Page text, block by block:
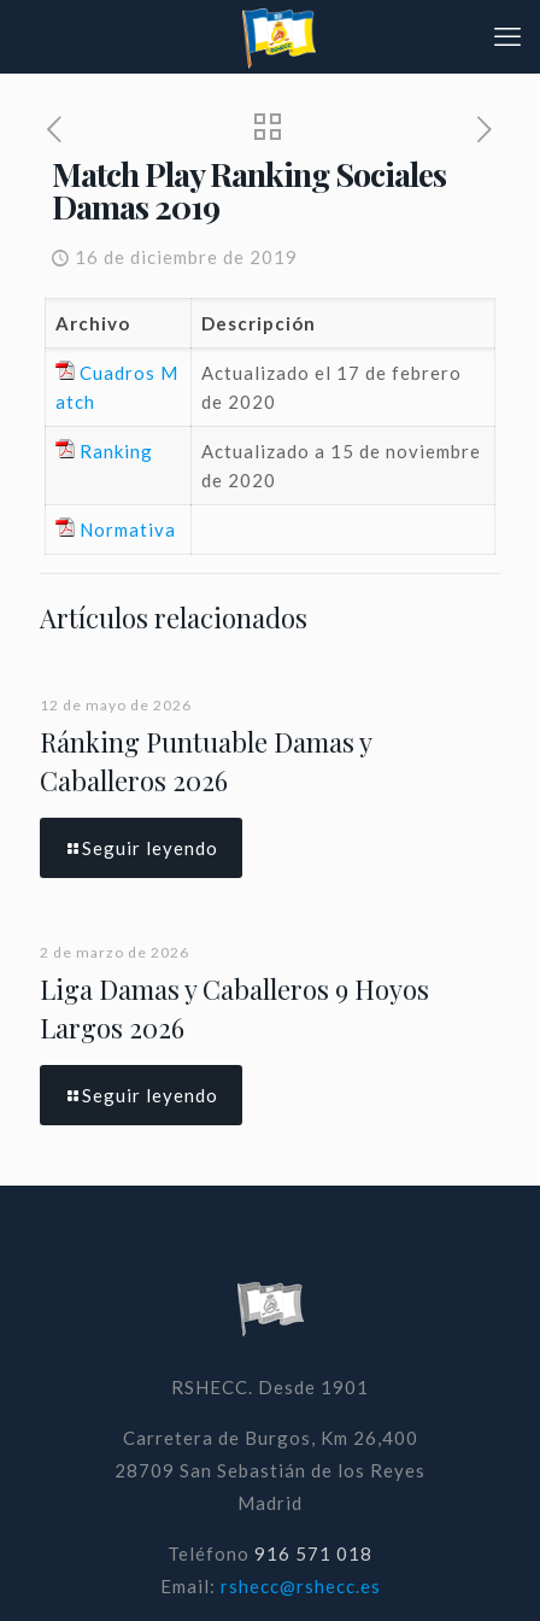
Match Play Ranking Sociales
Damas 2019
16 de diciembre de 2019
Archivo Descripción
Cuadros M
atch
Actualizado el 17 de febrero
de 2020
Ranking
Actualizado a 15 de noviembre
de 2020
Normativa
Artículos relacionados
12 de mayo de 2026
Ránking Puntuable Damas y
Caballeros 2026
Seguir leyendo
2 de marzo de 2026
Liga Damas y Caballeros 9 Hoyos
Largos 2026
Seguir leyendo
RSHECC. Desde 1901
Carretera de Burgos, Km 26,400
28709 San Sebastián de los Reyes
Madrid
Teléfono 916 571 018
Email: rshecc@rshecc.es